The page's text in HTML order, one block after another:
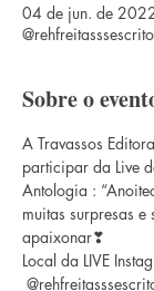
04 de jun. de
Sobre o
A Travassos
participar da Live
Antologia :
muitas surpresas
apaixonar❣
Local da LIVE